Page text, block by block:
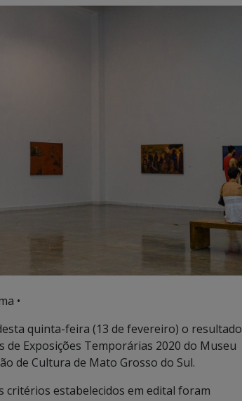
•
quinta-feira (13 de fevereiro) o resultado
Exposições Temporárias 2020 do Museu
de Cultura de Mato Grosso do Sul.
critérios estabelecidos em edital foram